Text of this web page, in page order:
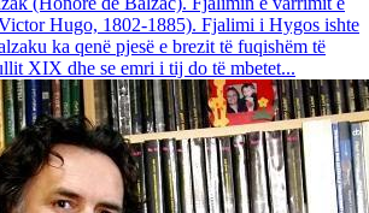
Hugo, 1802-1885). Fjalimi i Hygos ishte
ka qenë pjesë e brezit të fuqishëm të
XIX dhe se emri i tij do të mbetet...